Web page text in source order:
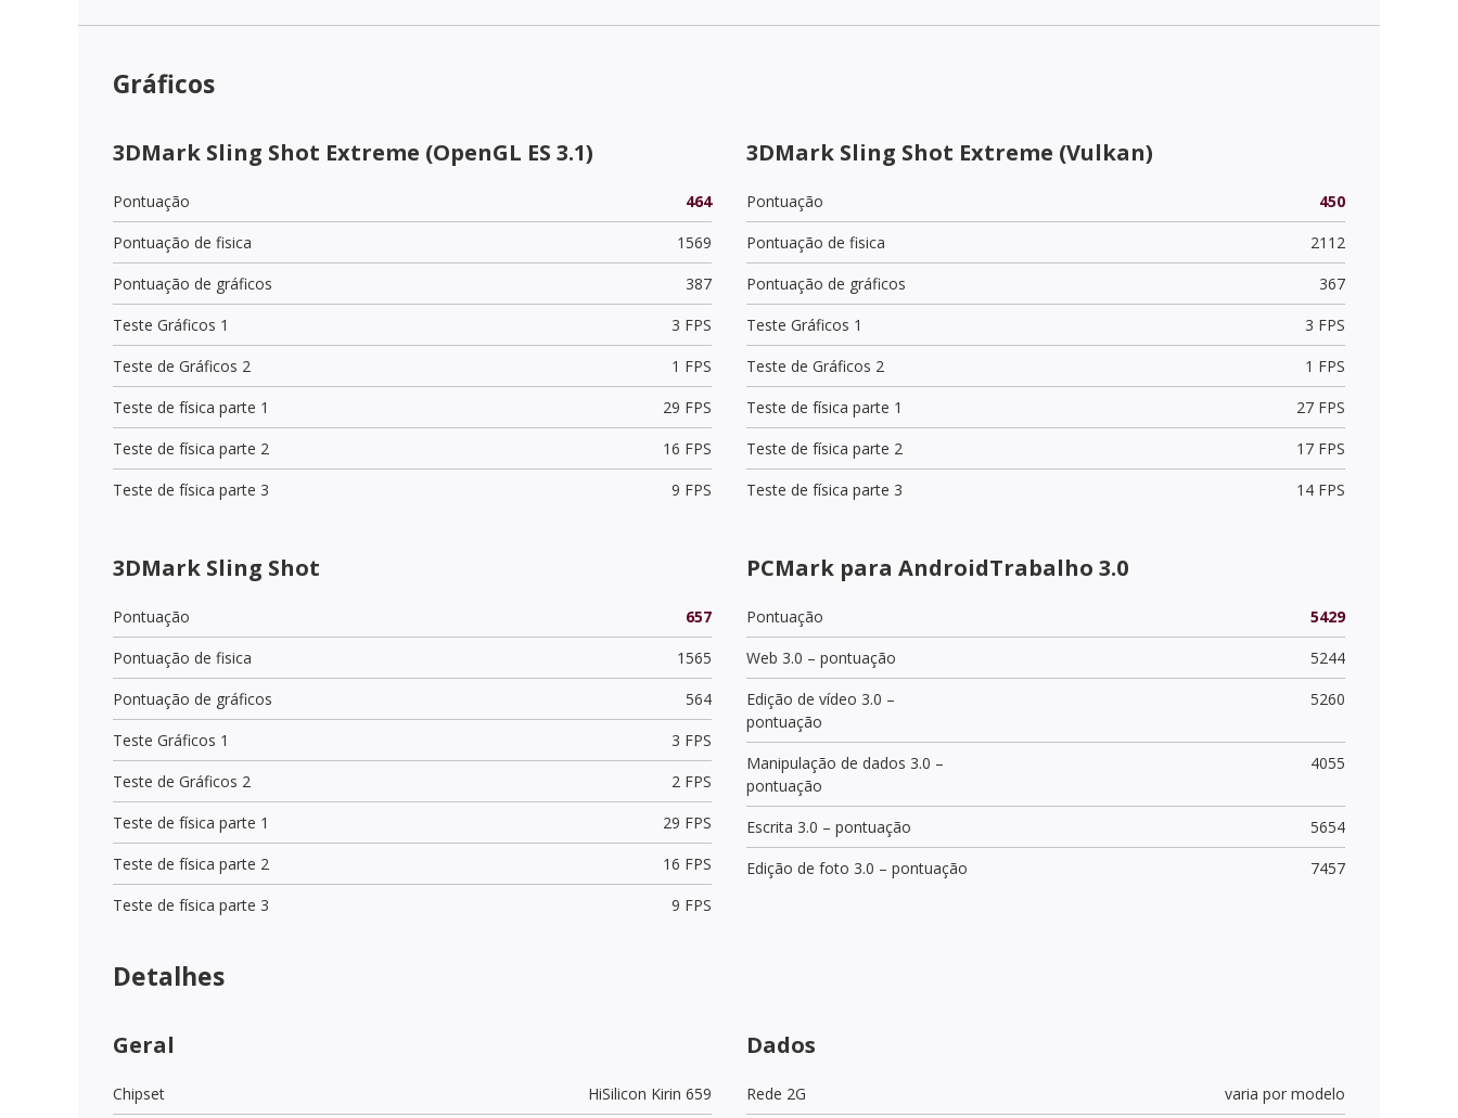
Gráficos
3DMark Sling Shot Extreme (OpenGL ES 3.1)
Pontuação
464
Pontuação de fisica
1569
Pontuação de gráficos
387
Teste Gráficos 1
3 FPS
Teste de Gráficos 2
1 FPS
Teste de física parte 1
29 FPS
Teste de física parte 2
16 FPS
Teste de física parte 3
9 FPS
3DMark Sling Shot Extreme (Vulkan)
Pontuação
450
Pontuação de fisica
2112
Pontuação de gráficos
367
Teste Gráficos 1
3 FPS
Teste de Gráficos 2
1 FPS
Teste de física parte 1
27 FPS
Teste de física parte 2
17 FPS
Teste de física parte 3
14 FPS
3DMark Sling Shot
Pontuação
657
Pontuação de fisica
1565
Pontuação de gráficos
564
Teste Gráficos 1
3 FPS
Teste de Gráficos 2
2 FPS
Teste de física parte 1
29 FPS
Teste de física parte 2
16 FPS
Teste de física parte 3
9 FPS
PCMark para AndroidTrabalho 3.0
Pontuação
5429
Web 3.0 – pontuação
5244
Edição de vídeo 3.0 –
pontuação
5260
Manipulação de dados 3.0 –
pontuação
4055
Escrita 3.0 – pontuação
5654
Edição de foto 3.0 – pontuação
7457
Detalhes
Geral
Chipset
HiSilicon Kirin 659
Dados
Rede 2G
varia por modelo